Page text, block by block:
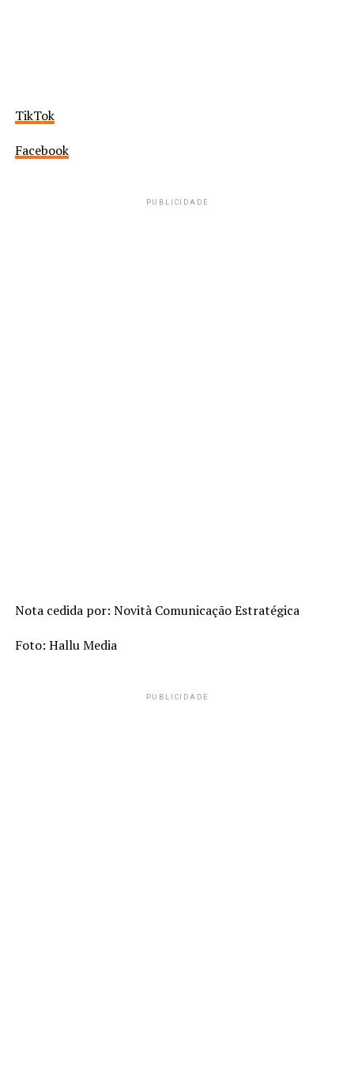
TikTok
Facebook
PUBLICIDADE
Nota cedida por: Novità Comunicação Estratégica
Foto: Hallu Media
PUBLICIDADE